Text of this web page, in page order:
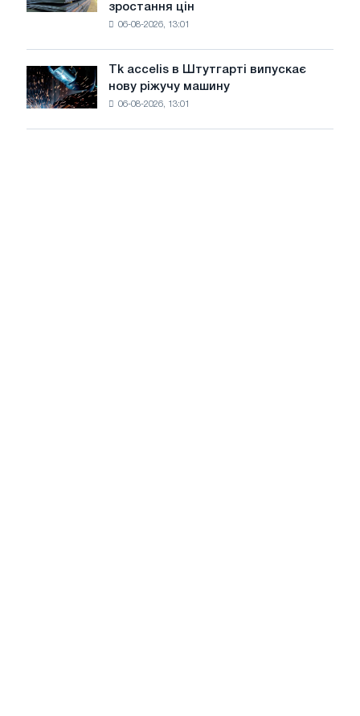
року
котушку
незважаючи
на
уповільнення
зростання цін
06-08-2026, 13:01
Tk
accelis
в
Tk accelis в Штутгарті випускає
нову ріжучу машину
06-08-2026, 13:01